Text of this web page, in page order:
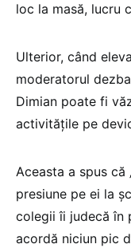
loc la masă, lucru
Ulterior, când
moderatorul
Dimian poate fi
activitățile pe
Aceasta a spus
presiune pe ei la
colegii îi judecă în
acordă niciun pic